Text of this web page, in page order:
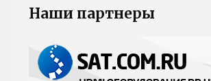
Наши партнеры